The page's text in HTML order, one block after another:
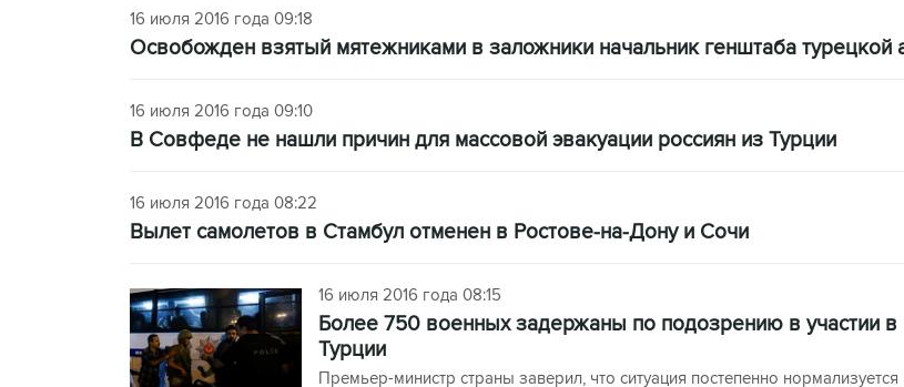
16 июля 2016 года 09:18
Освобожден взятый мятежниками в заложники начальник генштаба турецкой
16 июля 2016 года 09:10
В Совфеде не нашли причин для массовой эвакуации россиян из Турции
16 июля 2016 года 08:22
Вылет самолетов в Стамбул отменен в Ростове-на-Дону и Сочи
16 июля 2016 года 08:15
Более 750 военных задержаны по подозрению в участии
Турции
Премьер-министр страны заверил, что ситуация постепенно нормализуется